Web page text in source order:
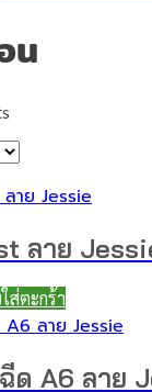
น
latest
ลาย
ส่ตะกร้า
ด A6 ลาย